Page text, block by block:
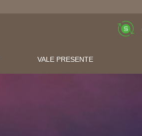
VALE PRESENTE